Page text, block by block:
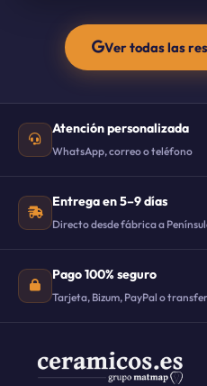
Ver todas las
Atención personalizada
WhatsApp, correo o teléfono
Entrega en 5–9 días
Directo desde fábrica a
Pago 100% seguro
Tarjeta, Bizum, PayPal o